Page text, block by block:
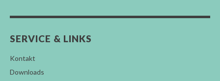
SERVICE & LINKS
Kontakt
Downloads